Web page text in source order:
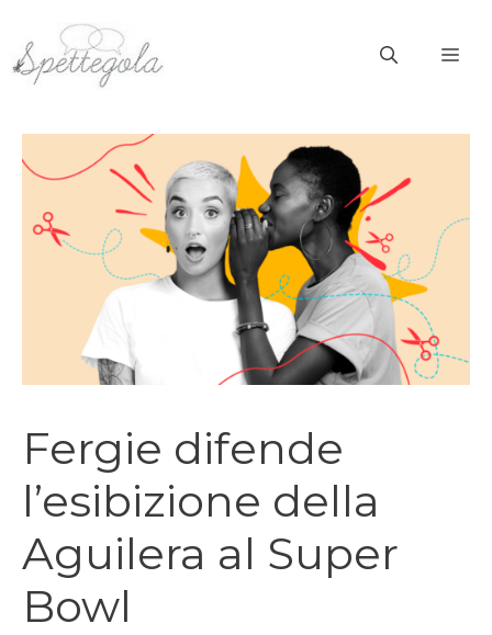
contenuto
Fergie difende
l’esibizione della
Aguilera al Super
Bowl